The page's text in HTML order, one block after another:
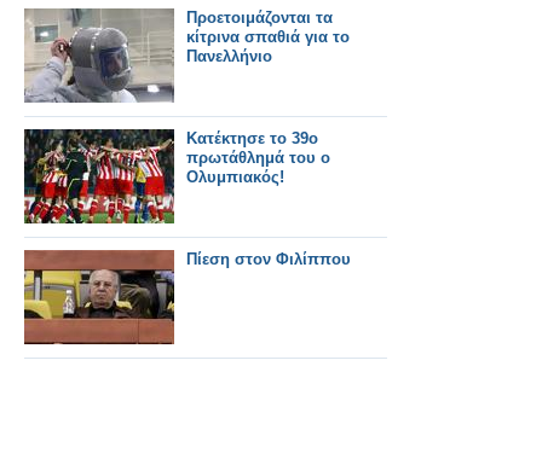
Προετοιμάζονται τα
κίτρινα σπαθιά για το
Πανελλήνιο
Κατέκτησε το 39ο
πρωτάθλημά του ο
Ολυμπιακός!
Πίεση στον Φιλίππου